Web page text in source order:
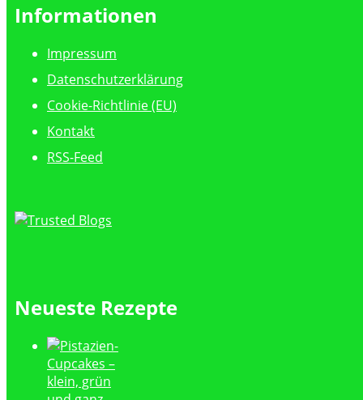
Informationen
Impressum
Datenschutzerklärung
Cookie-Richtlinie (EU)
Kontakt
RSS-Feed
Neueste Rezepte